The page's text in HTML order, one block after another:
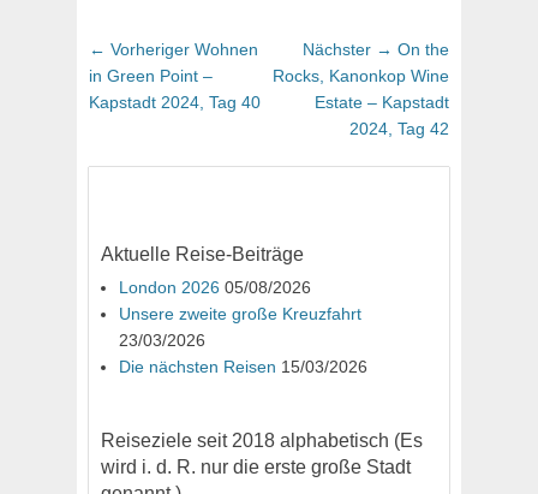
Beitragsnavigation
← Vorheriger Vorheriger
Beitrag:
Wohnen
in Green Point –
Kapstadt 2024, Tag 40
Nächster → Nächster
Beitrag:
On the
Rocks, Kanonkop Wine
Estate – Kapstadt
2024, Tag 42
Aktuelle Reise-Beiträge
London 2026 05/08/2026
Unsere zweite große Kreuzfahrt
23/03/2026
Die nächsten Reisen 15/03/2026
Reiseziele seit 2018 alphabetisch (Es
wird i. d. R. nur die erste große Stadt